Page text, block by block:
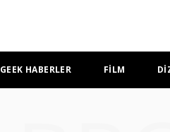
GEEK HABERLER FİLM